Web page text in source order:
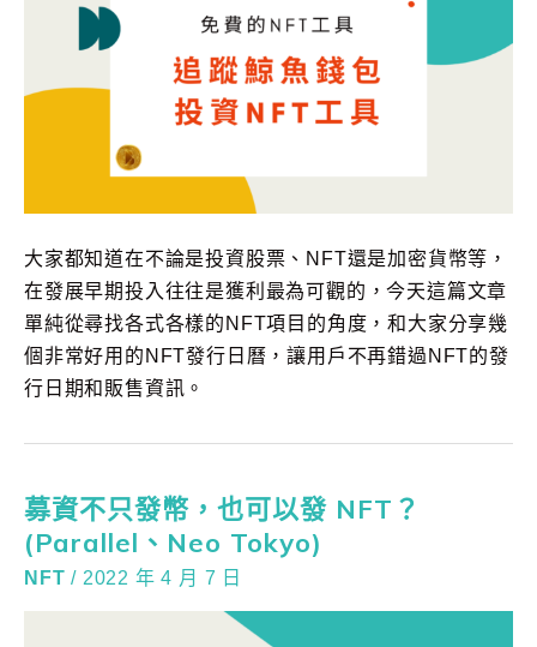
大家都知道在不論是投資股票、NFT還是加密貨幣等，
在發展早期投入往往是獲利最為可觀的，今天這篇文章
單純從尋找各式各樣的NFT項目的角度，和大家分享幾
個非常好用的NFT發行日曆，讓用戶不再錯過NFT的發
行日期和販售資訊。
募資不只發幣，也可以發 NFT？
(Parallel、Neo Tokyo)
NFT / 2022 年 4 月 7 日